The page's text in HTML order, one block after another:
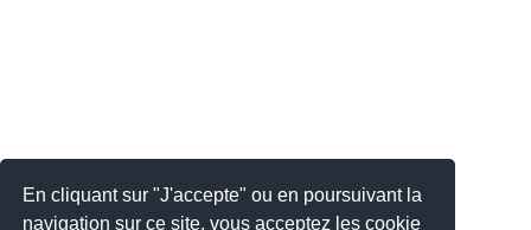
En cliquant sur "J'accepte" ou en poursuivant la
navigation sur ce site, vous acceptez les cookie